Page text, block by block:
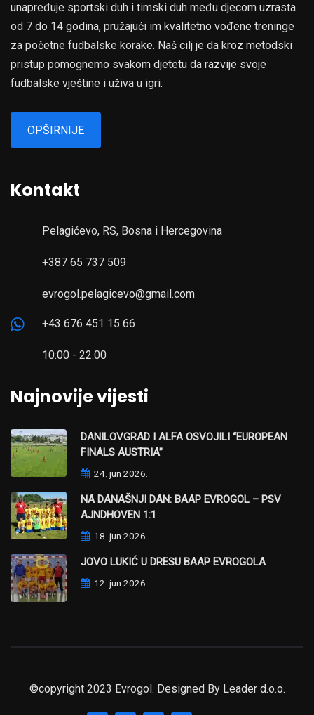
unapređuje sportski duh i timski duh među djecom uzrasta
od 7 do 14 godina, pružajući im kvalitetno vođene treninge
za početne fudbalske korake. Naš cilj je da kroz metodski
pristup pomognemo svakom djetetu da razvije svoje
fudbalske vještine i uživa u igri.
OPŠIRNIJE
Kontakt
Pelagićevo, RS, Bosna i Hercegovina
+387 65 737 509
evrogol.pelagicevo@gmail.com
+43 676 451 15 66
10:00 - 22:00
Najnovije vijesti
DANILOVGRAD I ALFA OSVOJILI “EUROPEAN
FINALS AUSTRIA”
24. jun 2026.
NA DANAŠNJI DAN: BAAP EVROGOL – PSV
AJNDHOVEN 1:1
18. jun 2026.
JOVO LUKIĆ U DRESU BAAP EVROGOLA
12. jun 2026.
©copyright 2023 Evrogol. Designed By Leader d.o.o.